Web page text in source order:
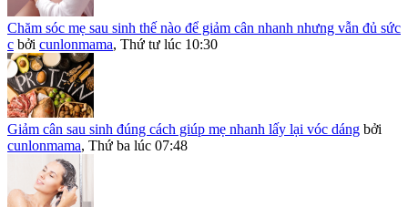
Chăm sóc mẹ sau sinh thế nào để giảm cân nhanh nhưng vẫn đủ sức
c bởi cunlonmama, Thứ tư lúc 10:30
Giảm cân sau sinh đúng cách giúp mẹ nhanh lấy lại vóc dáng bởi
cunlonmama, Thứ ba lúc 07:48